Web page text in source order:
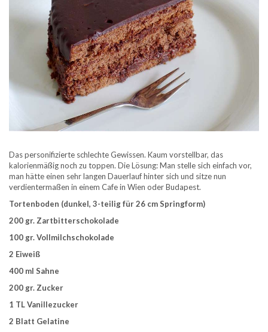
Das personifizierte schlechte Gewissen. Kaum vorstellbar, das
kalorienmäßig noch zu toppen. Die Lösung: Man stelle sich einfach vor,
man hätte einen sehr langen Dauerlauf hinter sich und sitze nun
verdientermaßen in einem Cafe in Wien oder Budapest.
Tortenboden (dunkel, 3-teilig für 26 cm Springform)
200 gr. Zartbitterschokolade
100 gr. Vollmilchschokolade
2 Eiweiß
400 ml Sahne
200 gr. Zucker
1 TL Vanillezucker
2 Blatt Gelatine